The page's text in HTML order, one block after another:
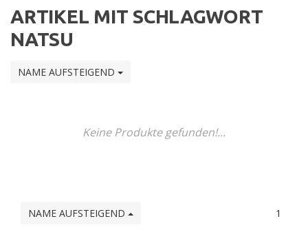
ARTIKEL MIT SCHLAGWORT
NATSU
NAME AUFSTEIGEND
Keine Produkte gefunden!...
NAME AUFSTEIGEND 1